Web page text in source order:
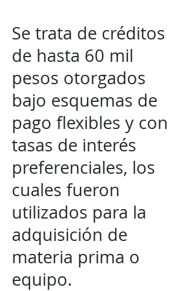
Se trata de créditos
de hasta 60 mil
pesos otorgados
bajo esquemas de
pago flexibles y con
tasas de interés
preferenciales, los
cuales fueron
utilizados para la
adquisición de
materia prima o
equipo.